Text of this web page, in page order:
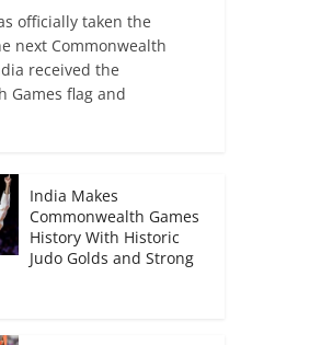
officially taken the
next Commonwealth
received the
Games flag and
India Makes
Commonwealth Games
History With Historic
Judo Golds and Strong